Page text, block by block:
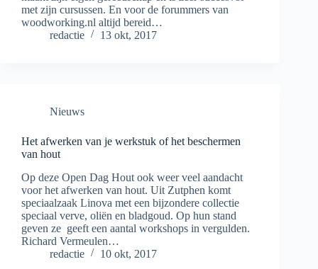
met zijn cursussen. En voor de forummers van
woodworking.nl altijd bereid…
redactie
13 okt, 2017
Nieuws
Het afwerken van je werkstuk of het beschermen
van hout
Op deze Open Dag Hout ook weer veel aandacht
voor het afwerken van hout. Uit Zutphen komt
speciaalzaak Linova met een bijzondere collectie
speciaal verve, oliën en bladgoud. Op hun stand
geven ze geeft een aantal workshops in vergulden.
Richard Vermeulen…
redactie
10 okt, 2017